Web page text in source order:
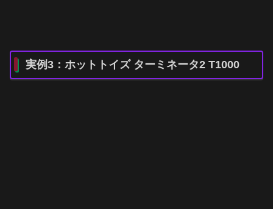
実例3：ホットトイズ ターミネータ2 T1000